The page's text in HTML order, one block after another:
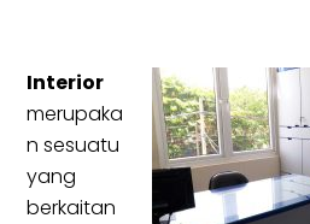
Interior
merupaka
n sesuatu
yang
berkaitan